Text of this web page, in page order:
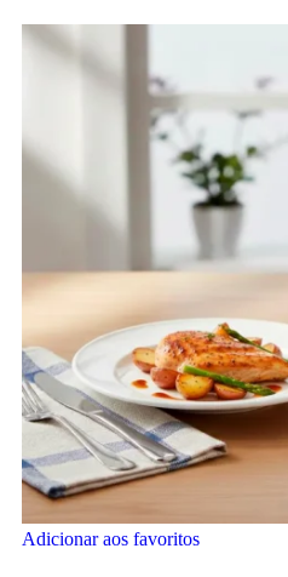
Adicionar aos favoritos